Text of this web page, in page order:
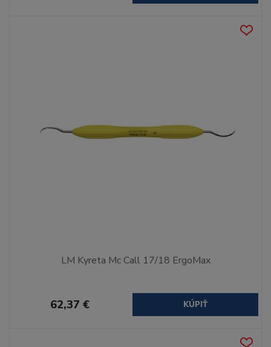
LM Kyreta Mc Call 17/18 ErgoMax
62,37 € KÚPIŤ